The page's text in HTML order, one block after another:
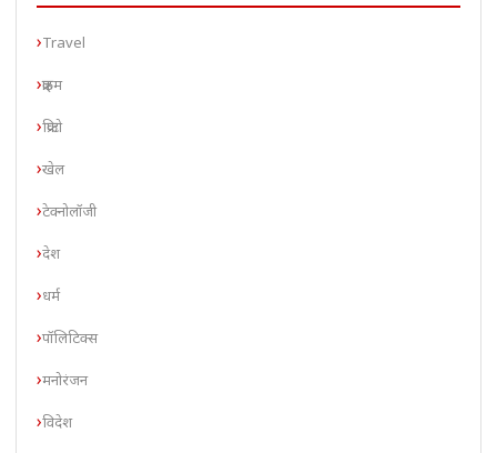
Travel
क्राइम
क्रिप्टो
खेल
टेक्नोलॉजी
देश
धर्म
पॉलिटिक्स
मनोरंजन
विदेश